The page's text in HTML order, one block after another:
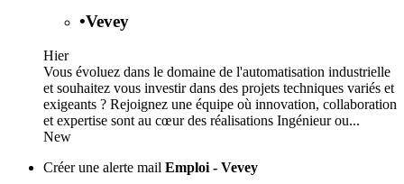
•Vevey
Hier
Vous évoluez dans le domaine de l'automatisation industrielle
et souhaitez vous investir dans des projets techniques variés et
exigeants ? Rejoignez une équipe où innovation, collaboration
et expertise sont au cœur des réalisations Ingénieur ou...
New
Créer une alerte mail Emploi - Vevey